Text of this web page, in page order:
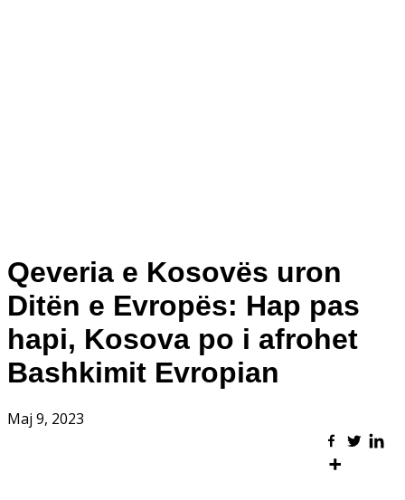
Qeveria e Kosovës uron
Ditën e Evropës: Hap pas
hapi, Kosova po i afrohet
Bashkimit Evropian
Maj 9, 2023